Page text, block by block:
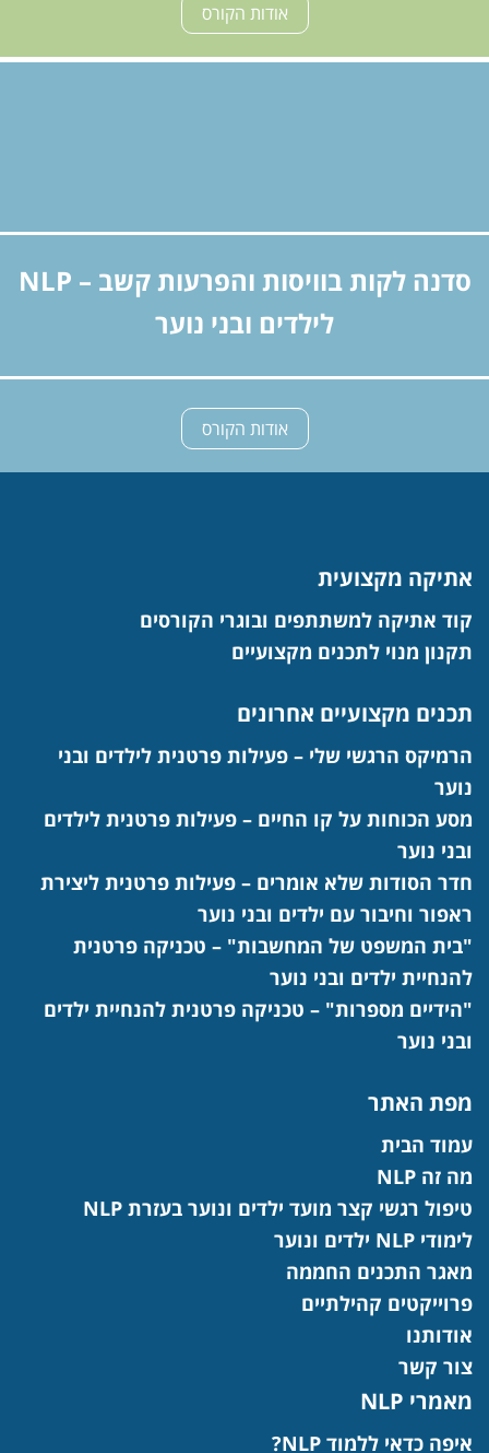
אודות הקורס
סדנה לקות בוויסות והפרעות קשב – NLP
לילדים ובני נוער
אודות הקורס
אתיקה מקצועית
קוד אתיקה למשתתפים ובוגרי הקורסים
תקנון מנוי לתכנים מקצועיים
תכנים מקצועיים אחרונים
הרמיקס הרגשי שלי – פעילות פרטנית לילדים ובני
נוער
מסע הכוחות על קו החיים – פעילות פרטנית לילדים
ובני נוער
חדר הסודות שלא אומרים – פעילות פרטנית ליצירת
ראפור וחיבור עם ילדים ובני נוער
"בית המשפט של המחשבות" – טכניקה פרטנית
להנחיית ילדים ובני נוער
"הידיים מספרות" – טכניקה פרטנית להנחיית ילדים
ובני נוער
מפת האתר
עמוד הבית
מה זה NLP
טיפול רגשי קצר מועד ילדים ונוער בעזרת NLP
לימודי NLP ילדים ונוער
מאגר התכנים החממה
פרוייקטים קהילתיים
אודותנו
צור קשר
מאמרי NLP
איפה כדאי ללמוד NLP?